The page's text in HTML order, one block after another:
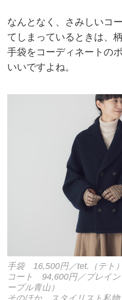
なんとなく、さみしいコ
てしまっているときは、
手袋をコーディネートの
いいですよね。
手袋 16,500円／tet.（テト）
コート 94,600円／プレイ
ープル青山）
そのほか、スタイリスト私物